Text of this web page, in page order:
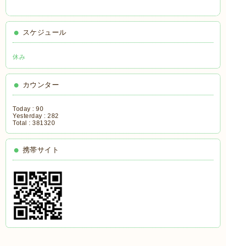
スケジュール
休み
カウンター
Today :90
Yesterday :282
Total :381320
携帯サイト